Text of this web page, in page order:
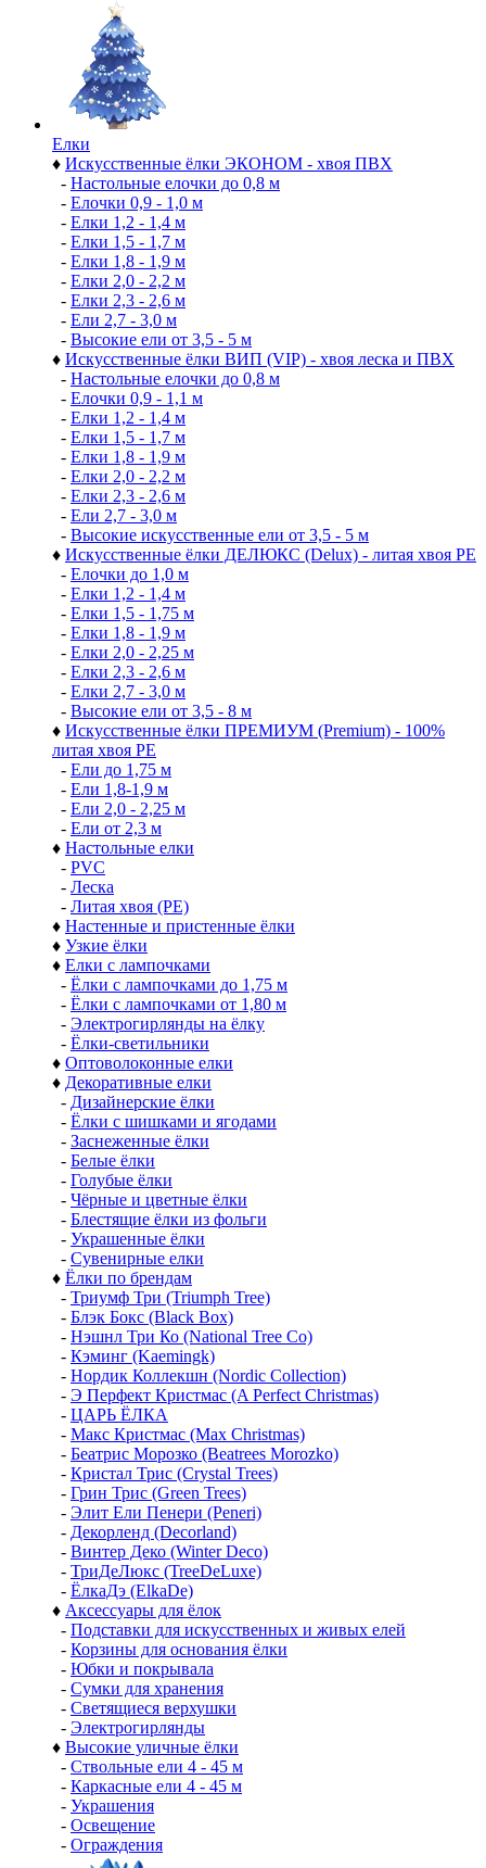
Елки
♦ Искусственные ёлки ЭКОНОМ - хвоя ПВХ
- Настольные елочки до 0,8 м
- Елочки 0,9 - 1,0 м
- Елки 1,2 - 1,4 м
- Елки 1,5 - 1,7 м
- Елки 1,8 - 1,9 м
- Елки 2,0 - 2,2 м
- Елки 2,3 - 2,6 м
- Ели 2,7 - 3,0 м
- Высокие ели от 3,5 - 5 м
♦ Искусственные ёлки ВИП (VIP) - хвоя леска и ПВХ
- Настольные елочки до 0,8 м
- Елочки 0,9 - 1,1 м
- Елки 1,2 - 1,4 м
- Елки 1,5 - 1,7 м
- Елки 1,8 - 1,9 м
- Елки 2,0 - 2,2 м
- Елки 2,3 - 2,6 м
- Ели 2,7 - 3,0 м
- Высокие искусственные ели от 3,5 - 5 м
♦ Искусственные ёлки ДЕЛЮКС (Delux) - литая хвоя РЕ
- Елочки до 1,0 м
- Елки 1,2 - 1,4 м
- Елки 1,5 - 1,75 м
- Елки 1,8 - 1,9 м
- Елки 2,0 - 2,25 м
- Елки 2,3 - 2,6 м
- Елки 2,7 - 3,0 м
- Высокие ели от 3,5 - 8 м
♦ Искусственные ёлки ПРЕМИУМ (Premium) - 100%
литая хвоя РЕ
- Ели до 1,75 м
- Ели 1,8-1,9 м
- Ели 2,0 - 2,25 м
- Ели от 2,3 м
♦ Настольные елки
- PVC
- Леска
- Литая хвоя (РЕ)
♦ Настенные и пристенные ёлки
♦ Узкие ёлки
♦ Елки с лампочками
- Ёлки с лампочками до 1,75 м
- Ёлки с лампочками от 1,80 м
- Электрогирлянды на ёлку
- Ёлки-светильники
♦ Оптоволоконные елки
♦ Декоративные елки
- Дизайнерские ёлки
- Ёлки с шишками и ягодами
- Заснеженные ёлки
- Белые ёлки
- Голубые ёлки
- Чёрные и цветные ёлки
- Блестящие ёлки из фольги
- Украшенные ёлки
- Сувенирные елки
♦ Ёлки по брендам
- Триумф Три (Triumph Tree)
- Блэк Бокс (Black Box)
- Нэшнл Три Ко (National Tree Co)
- Кэминг (Kaemingk)
- Нордик Коллекшн (Nordic Collection)
- Э Перфект Кристмас (A Perfect Christmas)
- ЦАРЬ ЁЛКА
- Макс Кристмас (Max Christmas)
- Беатрис Морозко (Beatrees Morozko)
- Кристал Трис (Crystal Trees)
- Грин Трис (Green Trees)
- Элит Ели Пенери (Peneri)
- Декорленд (Decorland)
- Винтер Деко (Winter Deco)
- ТриДеЛюкс (TreeDeLuxe)
- ЁлкаДэ (ElkaDe)
♦ Аксессуары для ёлок
- Подставки для искусственных и живых елей
- Корзины для основания ёлки
- Юбки и покрывала
- Сумки для хранения
- Светящиеся верхушки
- Электрогирлянды
♦ Высокие уличные ёлки
- Ствольные ели 4 - 45 м
- Каркасные ели 4 - 45 м
- Украшения
- Освещение
- Ограждения